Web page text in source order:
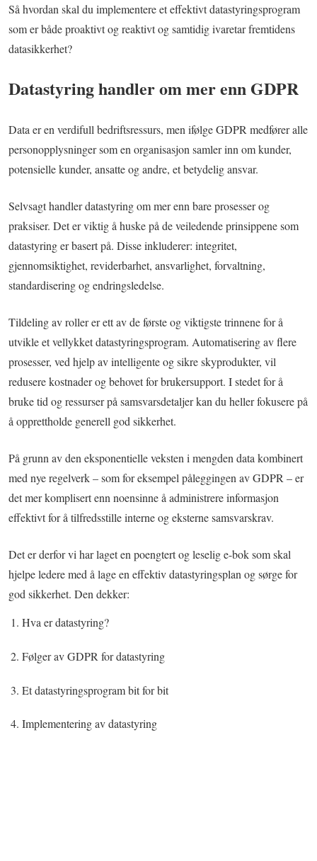
Så hvordan skal du implementere et effektivt datastyringsprogram
som er både proaktivt og reaktivt og samtidig ivaretar fremtidens
datasikkerhet?
Datastyring handler om mer enn GDPR
Data er en verdifull bedriftsressurs, men ifølge GDPR medfører alle
personopplysninger som en organisasjon samler inn om kunder,
potensielle kunder, ansatte og andre, et betydelig ansvar.
Selvsagt handler datastyring om mer enn bare prosesser og
praksiser. Det er viktig å huske på de veiledende prinsippene som
datastyring er basert på. Disse inkluderer: integritet,
gjennomsiktighet, reviderbarhet, ansvarlighet, forvaltning,
standardisering og endringsledelse.
Tildeling av roller er ett av de første og viktigste trinnene for å
utvikle et vellykket datastyringsprogram. Automatisering av flere
prosesser, ved hjelp av intelligente og sikre skyprodukter, vil
redusere kostnader og behovet for brukersupport. I stedet for å
bruke tid og ressurser på samsvarsdetaljer kan du heller fokusere på
å opprettholde generell god sikkerhet.
På grunn av den eksponentielle veksten i mengden data kombinert
med nye regelverk – som for eksempel påleggingen av GDPR – er
det mer komplisert enn noensinne å administrere informasjon
effektivt for å tilfredsstille interne og eksterne samsvarskrav.
Det er derfor vi har laget en poengtert og leselig e-bok som skal
hjelpe ledere med å lage en effektiv datastyringsplan og sørge for
god sikkerhet. Den dekker:
Hva er datastyring?
Følger av GDPR for datastyring
Et datastyringsprogram bit for bit
Implementering av datastyring